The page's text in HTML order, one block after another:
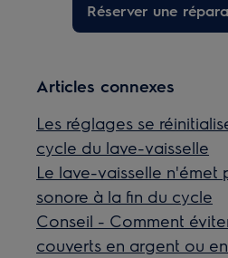
Réserver une
Articles connexes
Les réglages se
cycle du lave-vaisselle
Le lave-vaisselle n'émet
sonore à la fin du cycle
Conseil - Comment
couverts en argent ou